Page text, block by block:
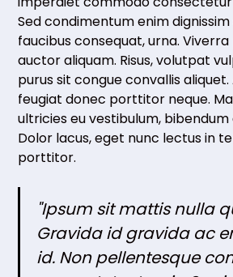
Sed condimentum enim
faucibus consequat, urna.
auctor aliquam. Risus, volutpat
purus sit congue convallis
feugiat donec porttitor neque.
ultricies eu vestibulum, bibendum
Dolor lacus, eget nunc lectus in
porttitor.
"Ipsum sit mattis nulla
Gravida id gravida ac
id. Non pellentesque